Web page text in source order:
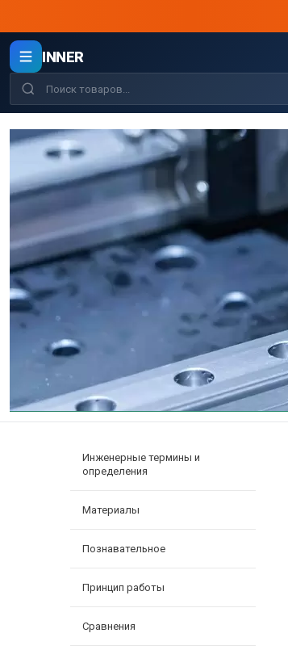
INNER
Инженерные термины и
определения
Материалы
Познавательное
Принцип работы
Сравнения